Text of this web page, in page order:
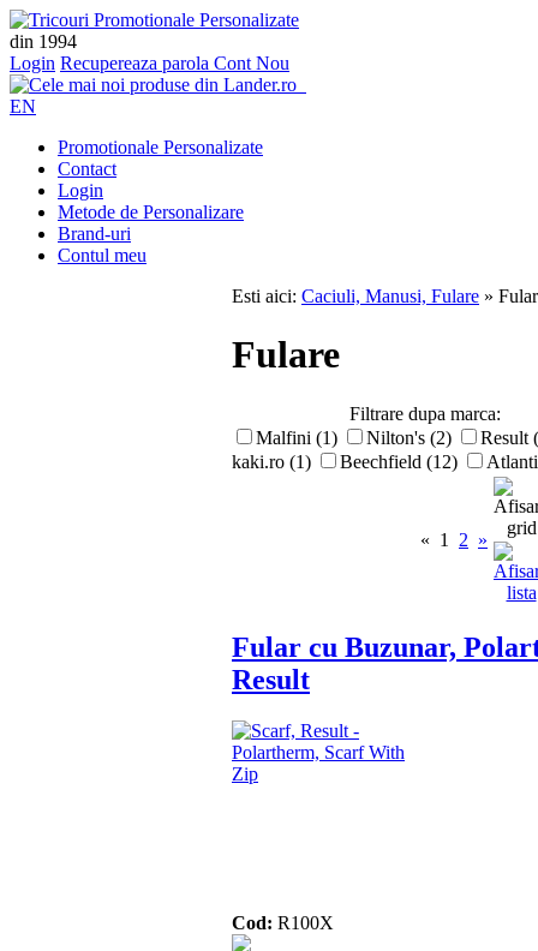
din 1994
Login Recupereaza parola Cont Nou
EN
Promotionale Personalizate
Contact
Login
Metode de Personalizare
Brand-uri
Contul meu
Esti aici: Caciuli, Manusi, Fulare »
Fulare
Filtrare dupa marca:
Malfini (1)
Nilton's (2)
Result
kaki.ro (1)
Beechfield (12)
« 1 2 »
Fular cu Buzunar,
Result
Cod: R100X